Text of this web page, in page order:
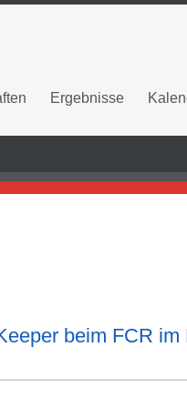
Ergebnisse
beim FCR im